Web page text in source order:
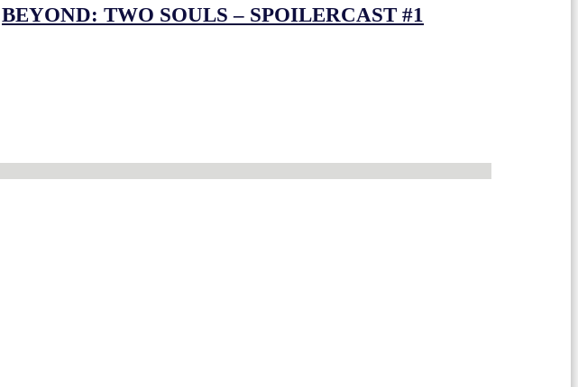
BEYOND: TWO SOULS – SPOILERCAST #1